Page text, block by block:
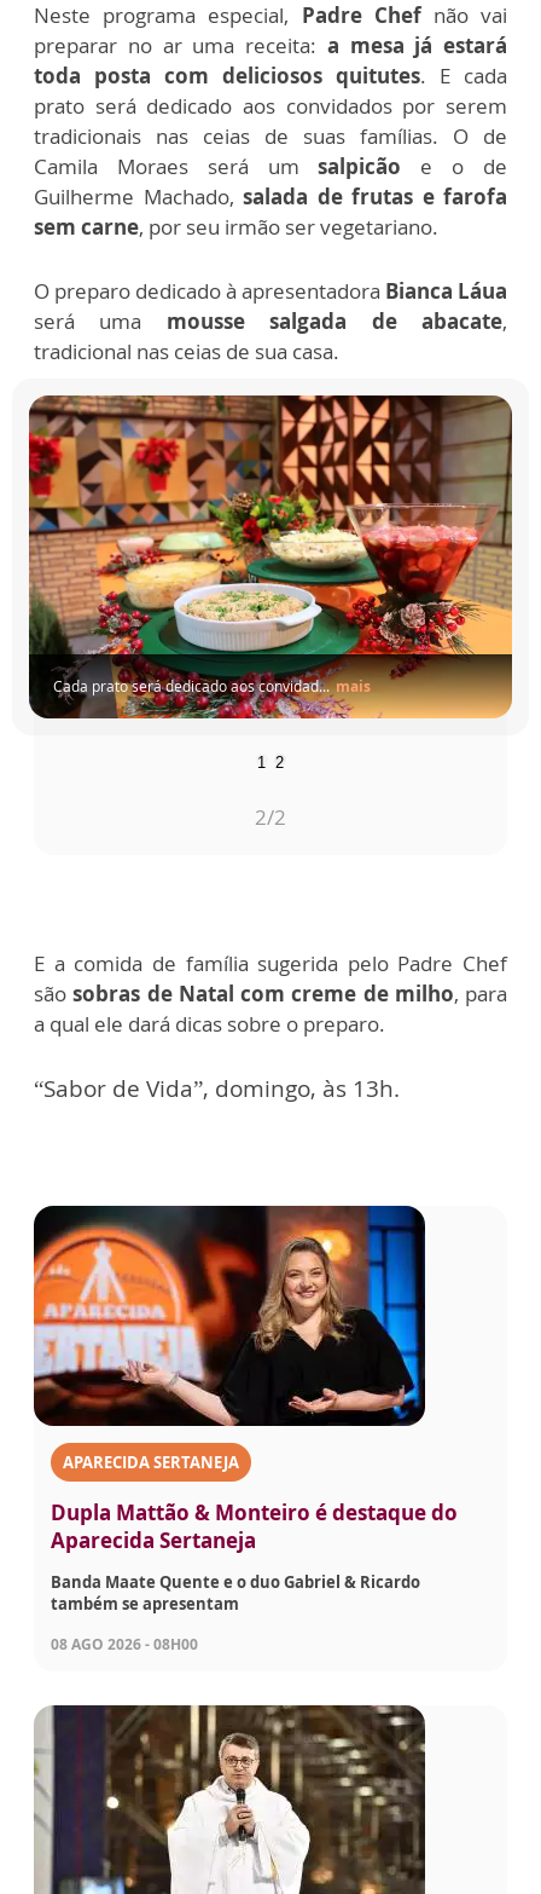
Neste programa especial, Padre Chef não vai
preparar no ar uma receita: a mesa já estará
toda posta com deliciosos quitutes. E cada
prato será dedicado aos convidados por serem
tradicionais nas ceias de suas famílias. O de
Camila Moraes será umsalpicão e o de
Guilherme Machado, salada de frutas e farofa
sem carne, por seu irmão ser vegetariano.
O preparo dedicado à apresentadora Bianca Láua
será uma mousse salgada de abacate,
tradicional nas ceias de sua casa.
Cada prato será dedicado aos convidad... mais
1 2
1/2
E a comida de família sugerida pelo Padre Chef
sãosobras de Natal com creme de milho, para
a qual ele dará dicas sobre o preparo.
“Sabor de Vida”, domingo, às 13h.
APARECIDA SERTANEJA
Dupla Mattão & Monteiro é destaque do
Aparecida Sertaneja
Banda Maate Quente e o duo Gabriel & Ricardo
também se apresentam
08 AGO 2026 - 08H00